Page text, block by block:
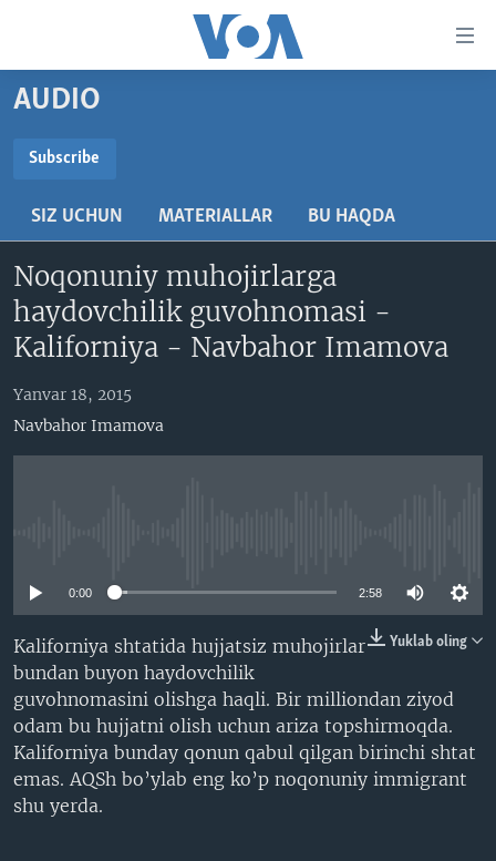
boring
Boshiga
Qidiruvga
AMERIKA
VATANDOSHLAR
MULTIMEDIA
AMERIKA MANZARALARI
XALQARO HAYOT
VASHINGTON CHOYXONASI
IJTIMOIY TARMOQLAR
FACEBOOK
YOUTUBE
TWITTER
SOUNDCLOUD
INGLIZ TILI DARSLARI
EDITORIAL
VOA
AUDIO
Subscribe
SIZ UCHUN MATERIALLAR BU HAQDA
Noqonuniy muhojirlarga
haydovchilik guvohnomasi -
Kaliforniya - Navbahor Imamova
Yanvar 18, 2015
Navbahor Imamova
0:00 2:58
Yuklab oling
Kaliforniya shtatida hujjatsiz muhojirlar
bundan buyon haydovchilik
guvohnomasini olishga haqli. Bir milliondan ziyod
odam bu hujjatni olish uchun ariza topshirmoqda.
Kaliforniya bunday qonun qabul qilgan birinchi shtat
emas. AQSh bo’ylab eng ko’p noqonuniy immigrant
shu yerda.